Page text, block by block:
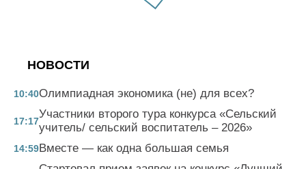
НОВОСТИ
10:40Олимпиадная экономика (не) для всех?
17:17
Участники второго тура конкурса «Сельский
учитель/ сельский воспитатель – 2026»
14:59Вместе — как одна большая семья